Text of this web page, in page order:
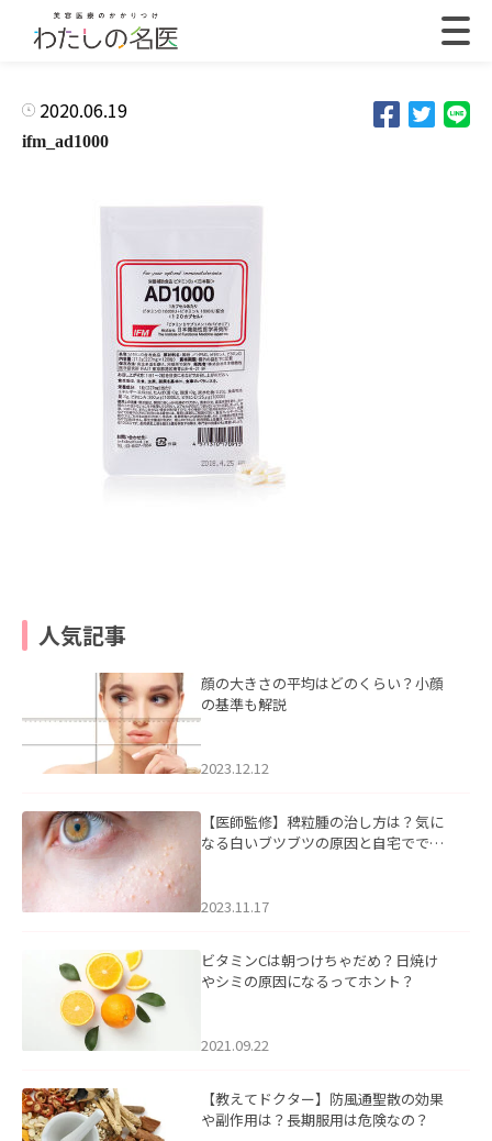
2020.06.19
ifm_ad1000
人気記事
顔の大きさの平均はどのくらい？小顔
の基準も解説
2023.12.12
【医師監修】稗粒腫の治し方は？気に
なる白いブツブツの原因と自宅ででき
2023.11.17
ビタミンCは朝つけちゃだめ？日焼け
やシミの原因になるってホント？
2021.09.22
【教えてドクター】防風通聖散の効果
や副作用は？長期服用は危険なの？